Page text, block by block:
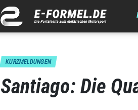
KURZMELDUNGEN
Santiago: Die